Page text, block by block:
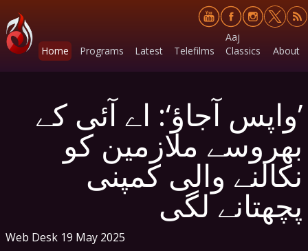
Home Programs Latest Telefilms
Aaj
Classics
About
’واپس آجاؤ‘: اے آئی کے
بھروسے ملازمین کو
نکالنے والی کمپنی
پچھتانے لگی
Web Desk 19 May 2025